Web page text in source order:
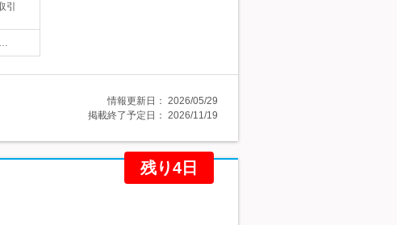
…
情報更新日： 2026/05/29
掲載終了予定日： 2026/11/19
残り4日